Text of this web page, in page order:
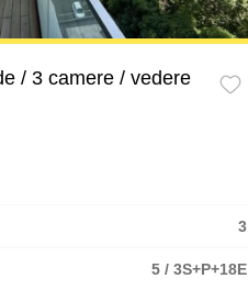
/ 3 camere / vedere
3
5 / 3S+P+18E